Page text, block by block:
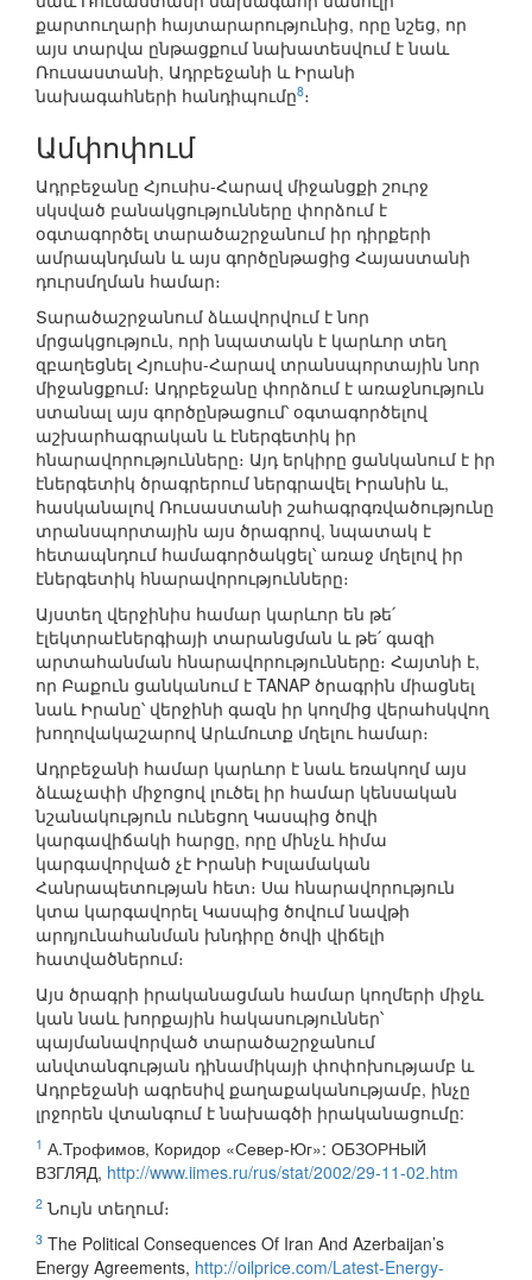
քարտուղարի հայտարարությունից, որը նշեց, որ
այս տարվա ընթացքում նախատեսվում է նաև
Ռուսաստանի, Ադրբեջանի և Իրանի
նախագահների հանդիպումը8։
Ամփոփում
Ադրբեջանը Հյուսիս-Հարավ միջանցքի շուրջ
սկսված բանակցությունները փորձում է
օգտագործել տարածաշրջանում իր դիրքերի
ամրապնդման և այս գործընթացից Հայաստանի
դուրսմղման համար։
Տարածաշրջանում ձևավորվում է նոր
մրցակցություն, որի նպատակն է կարևոր տեղ
զբաղեցնել Հյուսիս-Հարավ տրանսպորտային նոր
միջանցքում։ Ադրբեջանը փորձում է առաջնություն
ստանալ այս գործընթացում՝ օգտագործելով
աշխարհագրական և էներգետիկ իր
հնարավորությունները։ Այդ երկիրը ցանկանում է իր
էներգետիկ ծրագրերում ներգրավել Իրանին և,
հասկանալով Ռուսաստանի շահագրգռվածությունը
տրանսպորտային այս ծրագրով, նպատակ է
հետապնդում համագործակցել՝ առաջ մղելով իր
էներգետիկ հնարավորությունները։
Այստեղ վերջինիս համար կարևոր են թե՛
էլեկտրաէներգիայի տարանցման և թե՛ գազի
արտահանման հնարավորությունները։ Հայտնի է,
որ Բաքուն ցանկանում է TANAP ծրագրին միացնել
նաև Իրանը՝ վերջինի գազն իր կողմից վերահսկվող
խողովակաշարով Արևմուտք մղելու համար։
Ադրբեջանի համար կարևոր է նաև եռակողմ այս
ձևաչափի միջոցով լուծել իր համար կենսական
նշանակություն ունեցող Կասպից ծովի
կարգավիճակի հարցը, որը մինչև հիմա
կարգավորված չէ Իրանի Իսլամական
Հանրապետության հետ։ Սա հնարավորություն
կտա կարգավորել Կասպից ծովում նավթի
արդյունահանման խնդիրը ծովի վիճելի
հատվածներում։
Այս ծրագրի իրականացման համար կողմերի միջև
կան նաև խորքային հակասություններ՝
պայմանավորված տարածաշրջանում
անվտանգության դինամիկայի փոփոխությամբ և
Ադրբեջանի ագրեսիվ քաղաքականությամբ, ինչը
լրջորեն վտանգում է նախագծի իրականացումը:
1 А.Трофимов, Коридор «Север-Юг»: ОБЗОРНЫЙ
ВЗГЛЯД, http://www.iimes.ru/rus/stat/2002/29-11-02.htm
2 Նույն տեղում։
3 The Political Consequences Of Iran And Azerbaijan’s
Energy Agreements, http://oilprice.com/Latest-Energy-